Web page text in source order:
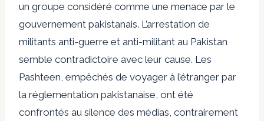
un groupe considéré comme une menace par le
gouvernement pakistanais. L’arrestation de
militants anti-guerre et anti-militant au Pakistan
semble contradictoire avec leur cause. Les
Pashteen, empêchés de voyager à l’étranger par
la réglementation pakistanaise, ont été
confrontés au silence des médias, contrairement